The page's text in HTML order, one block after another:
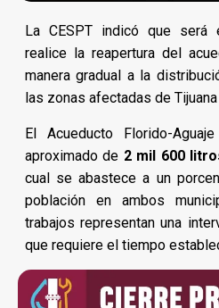
La CESPT indicó que será
realice la reapertura del
manera gradual a la
las zonas afectadas de
El Acueducto Florido-
aproximado de 2 mil 600
cual se abastece a un
población en ambos
trabajos representan una
que requiere el tiempo